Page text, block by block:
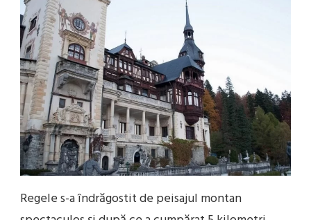
Regele s-a îndrăgostit de peisajul montan